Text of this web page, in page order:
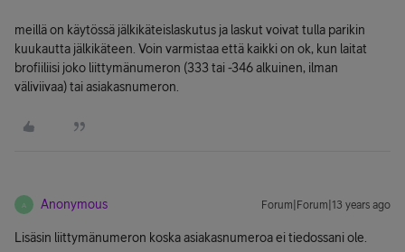
meillä on käytössä jälkikäteislaskutus ja laskut voivat tulla parikin
kuukautta jälkikäteen. Voin varmistaa että kaikki on ok, kun laitat
brofiiliisi joko liittymänumeron (333 tai -346 alkuinen, ilman
väliviivaa) tai asiakasnumeron.
A Anonymous Forum|Forum|13 years ago
Lisäsin liittymänumeron koska asiakasnumeroa ei tiedossani ole.